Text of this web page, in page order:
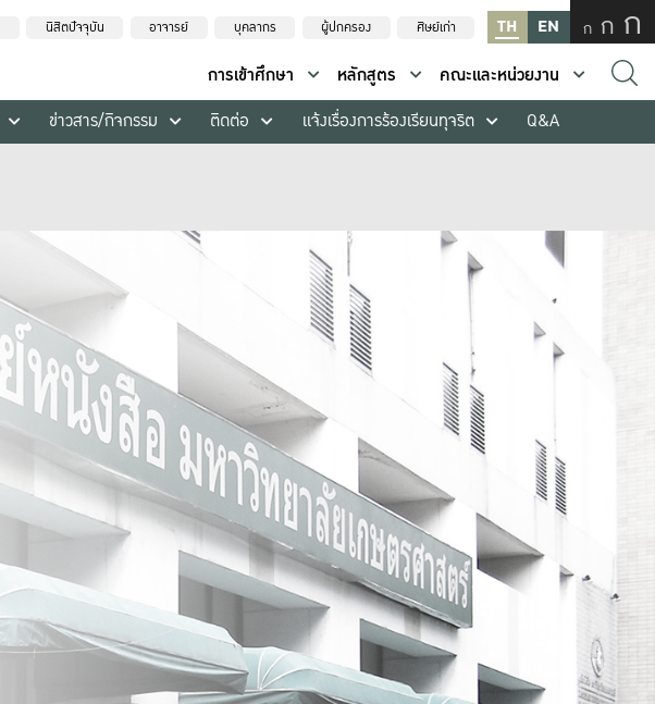
นิสิตปัจจุบัน อาจารย์ บุคลากร ผู้ปกครอง ศิษย์เก่า TH EN ก ก ก
การเข้าศึกษา หลักสูตร
คณะและหน่วยงาน
ข่าวสาร/กิจกรรม ติดต่อ แจ้งเรื่องการร้องเรียนทุจริต Q&A